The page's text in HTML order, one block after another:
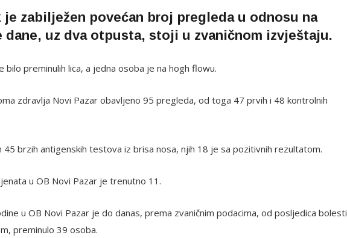
je zabilježen povećan broj pregleda u odnosu na
dane, uz dva otpusta, stoji u zvaničnom izvještaju.
bilo preminulih lica, a jedna osoba je na hogh flowu.
zdravlja Novi Pazar obavljeno 95 pregleda, od toga 47 prvih i 48 kontrolnih
45 brzih antigenskih testova iz brisa nosa, njih 18 je sa pozitivnih rezultatom.
u OB Novi Pazar je trenutno 11.
u OB Novi Pazar je do danas, prema zvaničnim podacima, od posljedica bolesti
preminulo 39 osoba.